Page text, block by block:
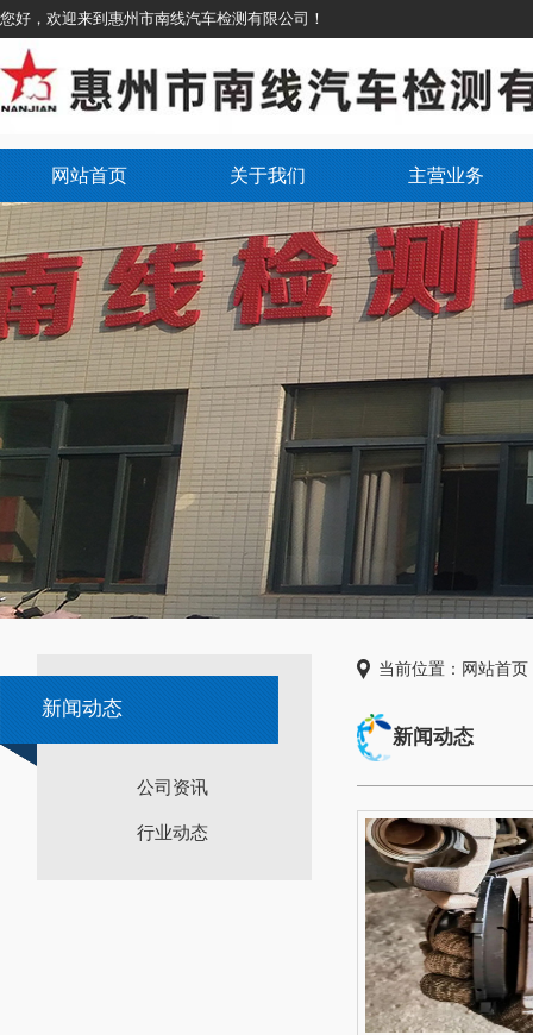
您好，欢迎来到惠州市南线汽车检测有限公司！
网站首页 关于我们 主营业务
新闻动态
公司资讯
行业动态
当前位置： 网站首页
新闻动态